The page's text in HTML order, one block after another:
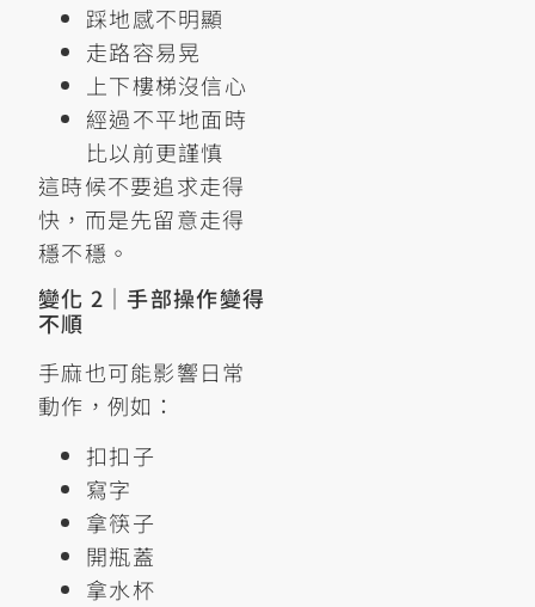
踩地感不明顯
走路容易晃
上下樓梯沒信心
經過不平地面時
比以前更謹慎
這時候不要追求走得
快，而是先留意走得
穩不穩。
變化 2｜手部操作變得
不順
手麻也可能影響日常
動作，例如：
扣扣子
寫字
拿筷子
開瓶蓋
拿水杯